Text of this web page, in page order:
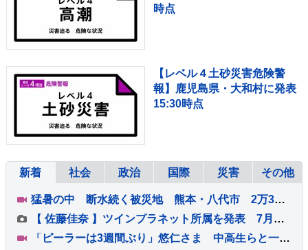
時点
【レベル４土砂災害危険警
報】鹿児島県・大和村に発表
15:30時点
新着 社会 政治 国際 災害 その他
猛暑の中 断水続く被災地 熊本・八代市 2万3000戸あまり断水 食事の確保も課題 炊き出しの現場では…
【 佐藤佳奈 】ツインプラネット所属を発表 7月末をもって読売テレビを退社 きのう「レインボー」池田直人さんとの結婚を発表
「ピーラーは3週間ぶり」悠仁さま 中高生らと一緒に豚汁作りや丸太切り 同世代同士ということで“敬語無し”で交流 ボーイスカウトのキャンプ大会 広島・神石高原町